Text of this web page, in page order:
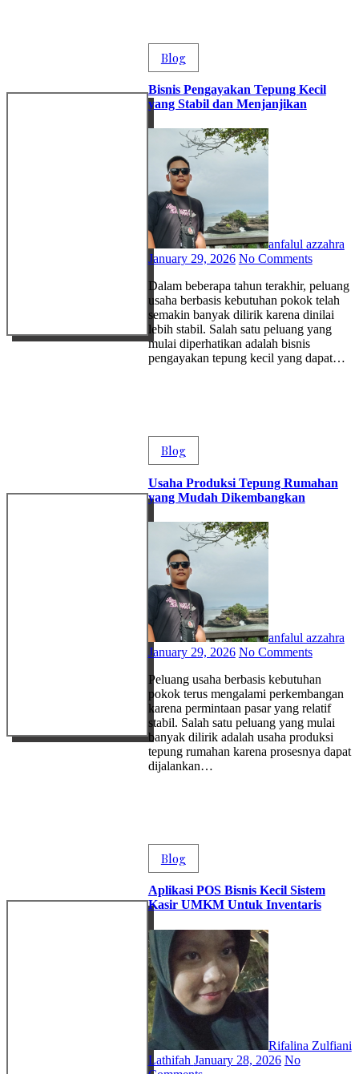
Blog
Bisnis Pengayakan Tepung Kecil
yang Stabil dan Menjanjikan
anfalul azzahra
January 29, 2026 No Comments
Dalam beberapa tahun terakhir, peluang
usaha berbasis kebutuhan pokok telah
semakin banyak dilirik karena dinilai
lebih stabil. Salah satu peluang yang
mulai diperhatikan adalah bisnis
pengayakan tepung kecil yang dapat…
Blog
Usaha Produksi Tepung Rumahan
yang Mudah Dikembangkan
anfalul azzahra
January 29, 2026 No Comments
Peluang usaha berbasis kebutuhan
pokok terus mengalami perkembangan
karena permintaan pasar yang relatif
stabil. Salah satu peluang yang mulai
banyak dilirik adalah usaha produksi
tepung rumahan karena prosesnya dapat
dijalankan…
Blog
Aplikasi POS Bisnis Kecil Sistem
Kasir UMKM Untuk Inventaris
Rifalina Zulfiani
Lathifah January 28, 2026 No